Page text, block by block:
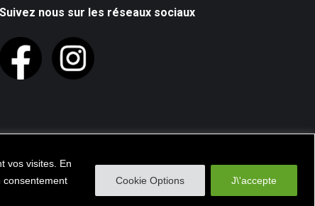
vos visites. En
consentement
Cookie Options J\'accepte
Suivez nous sur les réseaux sociaux